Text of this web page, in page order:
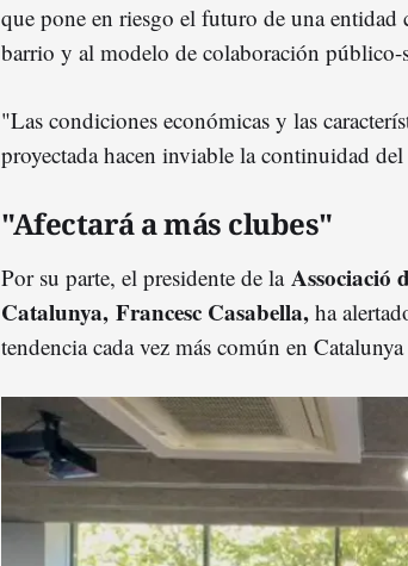
que pone en riesgo el futuro de una
barrio y al modelo de colaboración público-
"Las condiciones económicas y las
proyectada hacen inviable la continuidad
"Afectará a más clubes"
Por su parte, el presidente de la Associació
Catalunya, Francesc Casabella, ha
tendencia cada vez más común en